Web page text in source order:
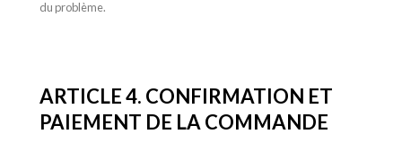
du problème.
ARTICLE 4. CONFIRMATION ET
PAIEMENT DE LA COMMANDE